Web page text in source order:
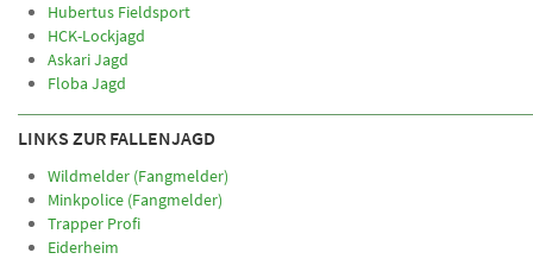
Hubertus Fieldsport
HCK-Lockjagd
Askari Jagd
Floba Jagd
LINKS ZUR FALLENJAGD
Wildmelder (Fangmelder)
Minkpolice (Fangmelder)
Trapper Profi
Eiderheim